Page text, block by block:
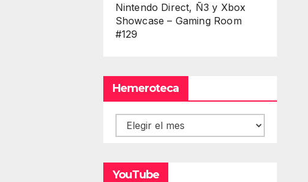
Nintendo Direct, Ñ3 y Xbox
Showcase – Gaming Room
#129
Hemeroteca
Hemeroteca
YouTube